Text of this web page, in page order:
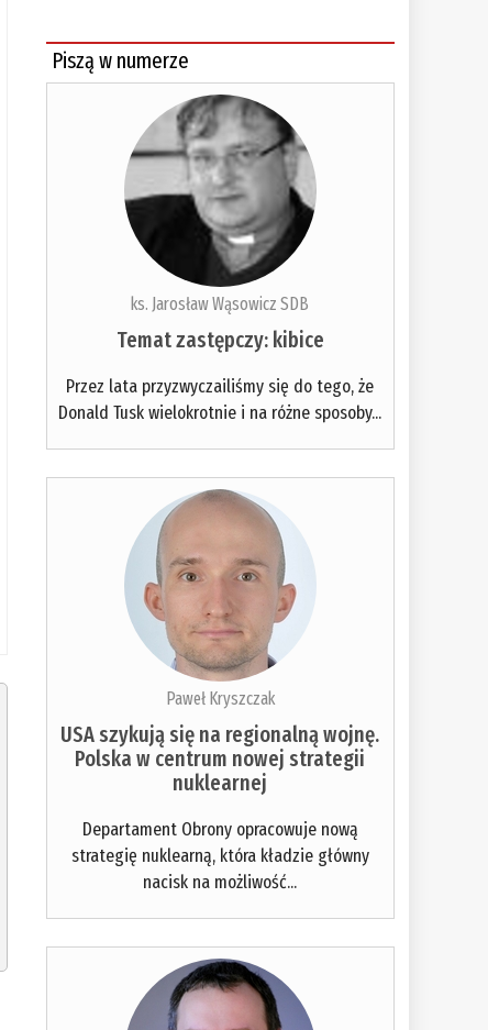
Piszą w numerze
ks. Jarosław Wąsowicz SDB
Temat zastępczy: kibice
Przez lata przyzwyczailiśmy się do tego, że
Donald Tusk wielokrotnie i na różne sposoby...
Paweł Kryszczak
USA szykują się na regionalną wojnę.
Polska w centrum nowej strategii
nuklearnej
Departament Obrony opracowuje nową
strategię nuklearną, która kładzie główny
nacisk na możliwość...